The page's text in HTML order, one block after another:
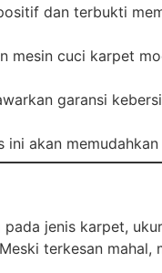
dan terbukti
mesin cuci karpet
garansi
akan
jenis karpet,
terkesan